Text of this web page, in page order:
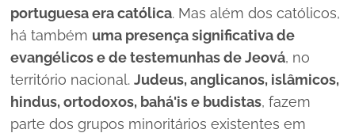
portuguesa era católica. Mas além dos católicos,
há também uma presença significativa de
evangélicos e de testemunhas de Jeová, no
território nacional. Judeus, anglicanos, islâmicos,
hindus, ortodoxos, bahá'is e budistas, fazem
parte dos grupos minoritários existentes em